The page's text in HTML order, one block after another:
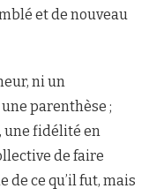
et de nouveau
ni un
parenthèse ;
une fidélité en
de faire
ce qu’il fut, mais